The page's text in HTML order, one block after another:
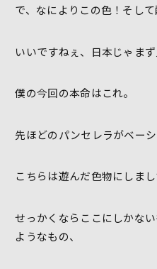
で、なによりこの色！そして
いいですねぇ、日本じゃま
僕の今回の本命はこれ。
先ほどのパンセレラがベー
こちらは遊んだ色物にしまし
せっかくならここにしかな
ようなもの、